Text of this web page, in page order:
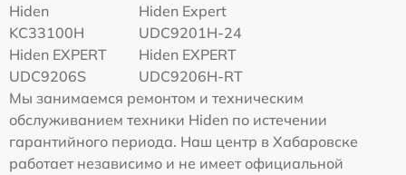
Hiden
KC33100H
Hiden Expert
UDC9201H-24
Hiden EXPERT
UDC9206S
Hiden EXPERT
UDC9206H-RT
Мы занимаемся ремонтом и техническим
обслуживанием техники Hiden по истечении
гарантийного периода. Наш центр в Хабаровске
работает независимо и не имеет официальной